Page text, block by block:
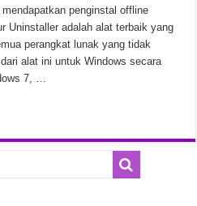
penginstal offline
Uninstaller adalah alat terbaik yang
perangkat lunak yang tidak
alat ini untuk Windows secara
7, …